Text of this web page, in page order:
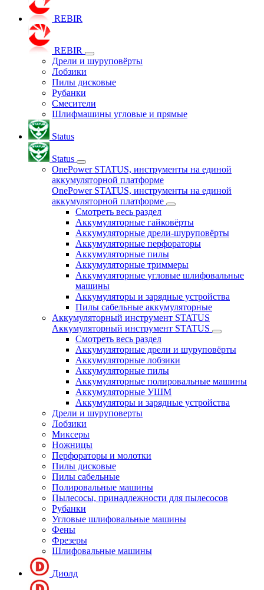
REBIR
REBIR
Дрели и шуруповёрты
Лобзики
Пилы дисковые
Рубанки
Смесители
Шлифмашины угловые и прямые
Status
Status
OnePower STATUS, инструменты на единой
аккумуляторной платформе
OnePower STATUS, инструменты на единой
аккумуляторной платформе
Смотреть весь раздел
Аккумуляторные гайковёрты
Аккумуляторные дрели-шуруповёрты
Аккумуляторные перфораторы
Аккумуляторные пилы
Аккумуляторные триммеры
Аккумуляторные угловые шлифовальные
машины
Аккумуляторы и зарядные устройства
Пилы сабельные аккумуляторные
Аккумуляторный инструмент STATUS
Аккумуляторный инструмент STATUS
Смотреть весь раздел
Аккумуляторные дрели и шуруповёрты
Аккумуляторные лобзики
Аккумуляторные пилы
Аккумуляторные полировальные машины
Аккумуляторные УШМ
Аккумуляторы и зарядные устройства
Дрели и шуруповерты
Лобзики
Миксеры
Ножницы
Перфораторы и молотки
Пилы дисковые
Пилы сабельные
Полировальные машины
Пылесосы, принадлежности для пылесосов
Рубанки
Угловые шлифовальные машины
Фены
Фрезеры
Шлифовальные машины
Диолд